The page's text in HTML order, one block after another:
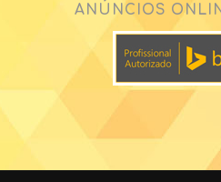
ANÚNCIOS